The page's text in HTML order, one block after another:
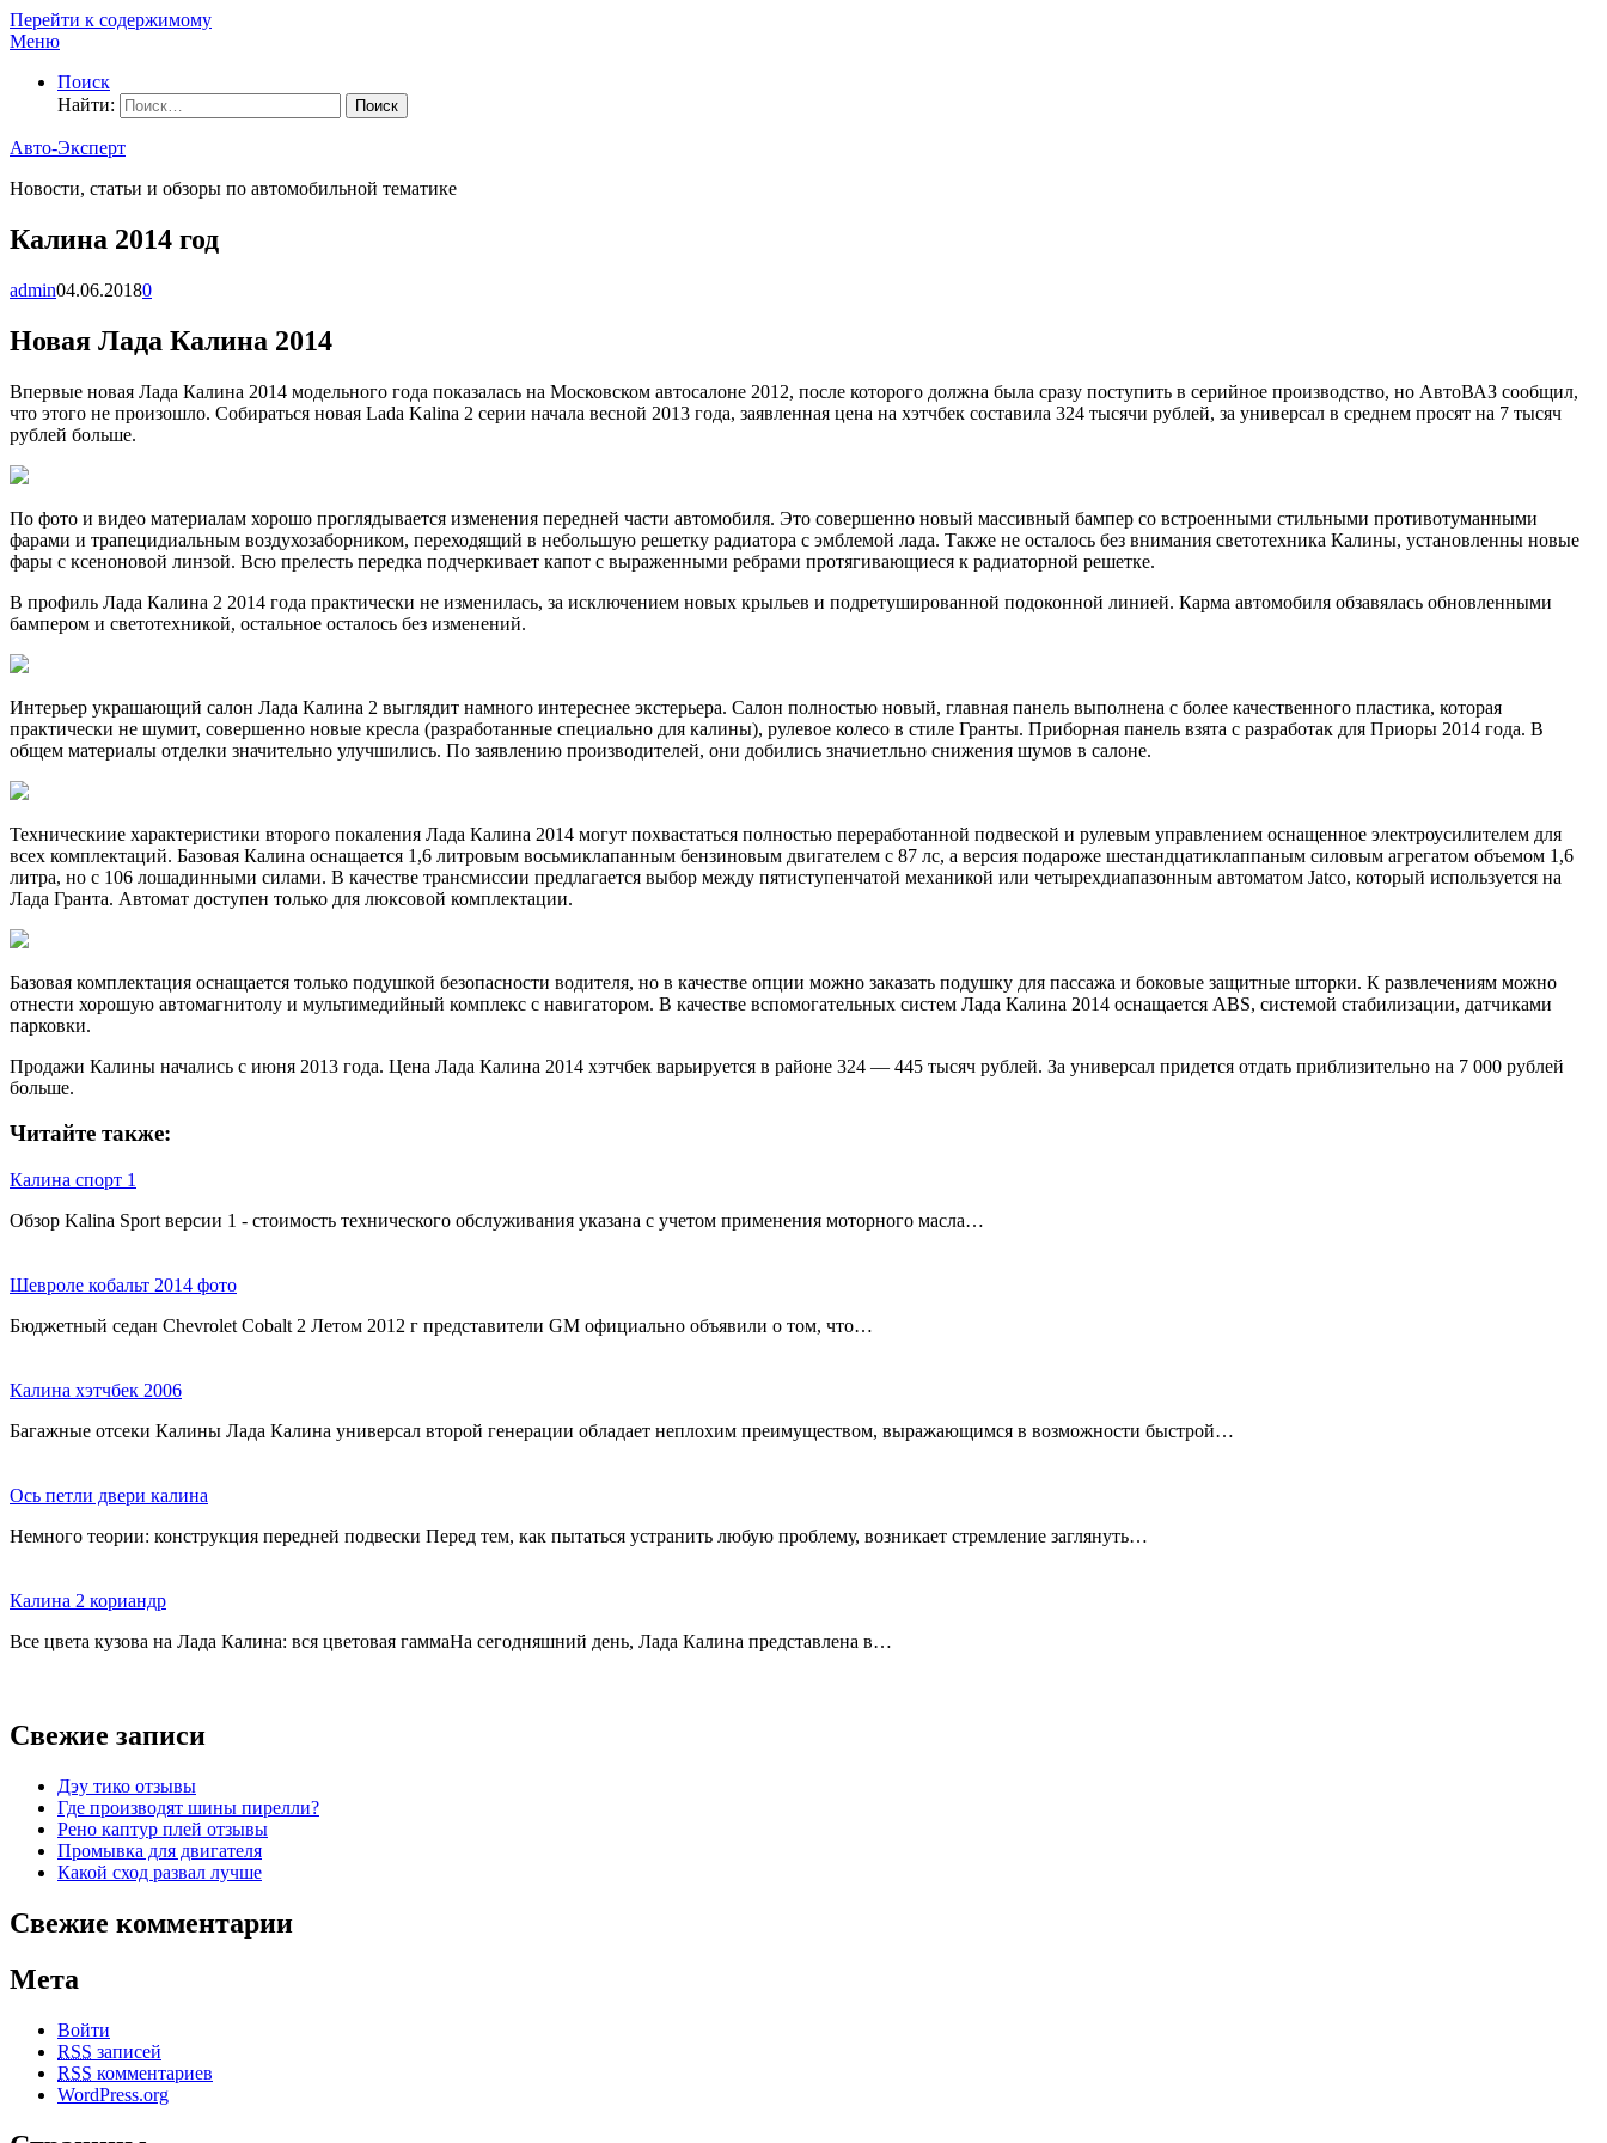
Перейти к содержимому
Меню
Поиск
Найти:
Авто-Эксперт
Новости, статьи и обзоры по автомобильной тематике
Калина 2014 год
admin04.06.20180
Новая Лада Калина 2014
Впервые новая Лада Калина 2014 модельного года показалась на Московском автосалоне 2012, после которого должна была сразу поступить в серийное производство, но АвтоВАЗ сообщил,
что этого не произошло. Собираться новая Lada Kalina 2 серии начала весной 2013 года, заявленная цена на хэтчбек составила 324 тысячи рублей, за универсал в среднем просят на 7 тысяч
рублей больше.
По фото и видео материалам хорошо проглядывается изменения передней части автомобиля. Это совершенно новый массивный бампер со встроенными стильными противотуманными
фарами и трапецидиальным воздухозаборником, переходящий в небольшую решетку радиатора с эмблемой лада. Также не осталось без внимания светотехника Калины, установленны новые
фары с ксеноновой линзой. Всю прелесть передка подчеркивает капот с выраженными ребрами протягивающиеся к радиаторной решетке.
В профиль Лада Калина 2 2014 года практически не изменилась, за исключением новых крыльев и подретушированной подоконной линией. Карма автомобиля обзавялась обновленными
бампером и светотехникой, остальное осталось без изменений.
Интерьер украшающий салон Лада Калина 2 выглядит намного интереснее экстерьера. Салон полностью новый, главная панель выполнена с более качественного пластика, которая
практически не шумит, совершенно новые кресла (разработанные специально для калины), рулевое колесо в стиле Гранты. Приборная панель взята с разработак для Приоры 2014 года. В
общем материалы отделки значительно улучшились. По заявлению производителей, они добились значиетльно снижения шумов в салоне.
Техническиие характеристики второго покаления Лада Калина 2014 могут похвастаться полностью переработанной подвеской и рулевым управлением оснащенное электроусилителем для
всех комплектаций. Базовая Калина оснащается 1,6 литровым восьмиклапанным бензиновым двигателем с 87 лс, а версия подароже шестандцатиклаппаным силовым агрегатом объемом 1,6
литра, но с 106 лошадинными силами. В качестве трансмиссии предлагается выбор между пятиступенчатой механикой или четырехдиапазонным автоматом Jatco, который используется на
Лада Гранта. Автомат доступен только для люксовой комплектации.
Базовая комплектация оснащается только подушкой безопасности водителя, но в качестве опции можно заказать подушку для пассажа и боковые защитные шторки. К развлечениям можно
отнести хорошую автомагнитолу и мультимедийный комплекс с навигатором. В качестве вспомогательных систем Лада Калина 2014 оснащается ABS, системой стабилизации, датчиками
парковки.
Продажи Калины начались с июня 2013 года. Цена Лада Калина 2014 хэтчбек варьируется в районе 324 — 445 тысяч рублей. За универсал придется отдать приблизительно на 7 000 рублей
больше.
Читайте также:
Калина спорт 1
Обзор Kalina Sport версии 1 - cтоимость технического обслуживания указана с учетом применения моторного масла…
Шевроле кобальт 2014 фото
Бюджетный седан Chevrolet Cobalt 2 Летом 2012 г представители GM официально объявили о том, что…
Калина хэтчбек 2006
Багажные отсеки Калины Лада Калина универсал второй генерации обладает неплохим преимуществом, выражающимся в возможности быстрой…
Ось петли двери калина
Немного теории: конструкция передней подвески Перед тем, как пытаться устранить любую проблему, возникает стремление заглянуть…
Калина 2 кориандр
Все цвета кузова на Лада Калина: вся цветовая гаммаНа сегодняшний день, Лада Калина представлена в…
Свежие записи
Дэу тико отзывы
Где производят шины пирелли?
Рено каптур плей отзывы
Промывка для двигателя
Какой сход развал лучше
Свежие комментарии
Мета
Войти
RSS записей
RSS комментариев
WordPress.org